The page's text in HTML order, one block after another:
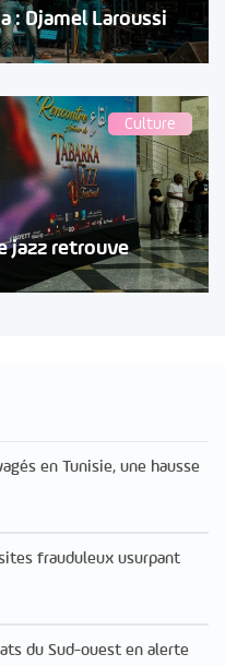
: Djamel Laroussi
Culture
jazz retrouve
en Tunisie, une hausse
frauduleux usurpant
du Sud-ouest en alerte